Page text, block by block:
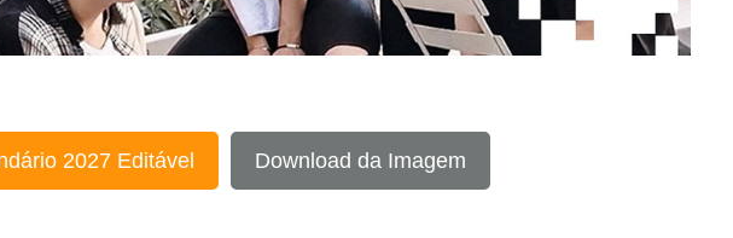
2027 Editável Download da Imagem